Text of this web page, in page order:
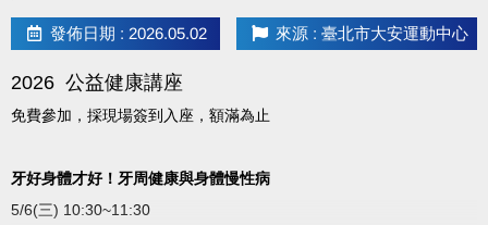
發佈日期 : 2026.05.02 來源 : 臺北市大安運動中心
2026 公益健康講座
免費參加，採現場簽到入座，額滿為止
牙好身體才好！牙周健康與身體慢性病
5/6(三) 10:30~11:30